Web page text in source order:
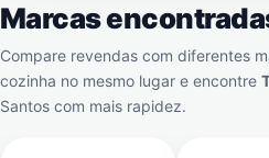
Marcas
Compare revendas com diferentes
cozinha no mesmo lugar e encontre
Santos com mais rapidez.